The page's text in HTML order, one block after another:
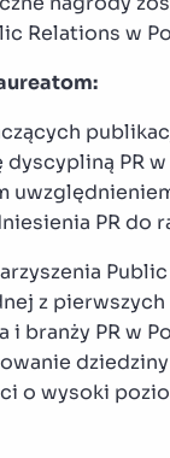
Relations w
PR w
PR do
z pierwszych
branży PR w
dziedziny
o wysoki